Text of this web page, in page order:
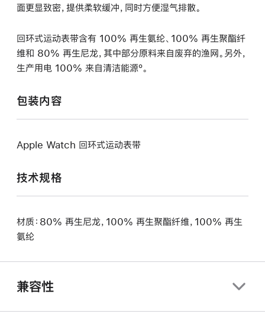
面更显致密，提供柔软缓冲，同时方便湿气排散。
回环式运动表带含有 100% 再生氨纶、100% 再生聚酯纤
维和 80% 再生尼龙，其中部分原料来自废弃的渔网。另外，
生产用电 100% 来自清洁能源º。
包装内容
Apple Watch 回环式运动表带
技术规格
材质：80% 再生尼龙，100% 再生聚酯纤维，100% 再生
氨纶
兼容性